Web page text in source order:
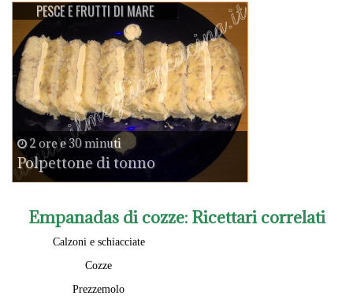
PESCE E FRUTTI DI MARE
2 ore e 30 minuti
Polpettone di tonno
Empanadas di cozze: Ricettari correlati
Calzoni e schiacciate
Cozze
Prezzemolo